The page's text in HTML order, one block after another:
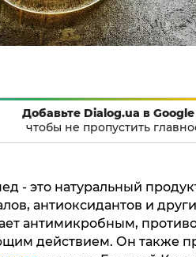
Добавьте Dialog.ua в
чтобы не пропустить
- это натуральный
антиоксидантов и
антимикробным,
действием. Он также